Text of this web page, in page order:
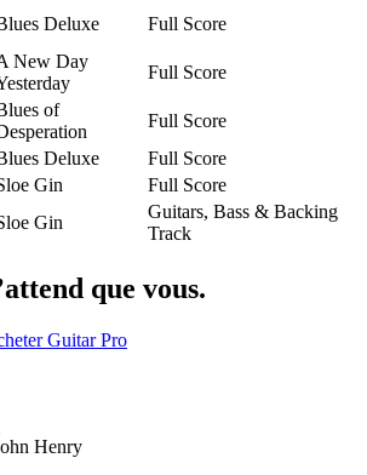
Deluxe Full Score
New Day
Full Score
of
Full Score
Deluxe
Full Score
Gin
Full Score
Gin
Guitars, Bass & Backing
Track
que vous.
Guitar Pro
Henry